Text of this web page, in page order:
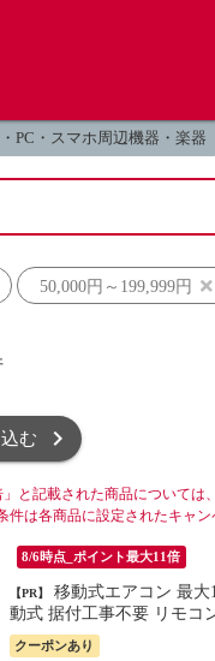
PC・スマホ周辺機器・楽器
50,000円～199,999円
む
」と記載された商品について
件は各商品に設定されたキャ
8/6時点_ポイント最大11倍
【PR】
動式 据付工事不要 リモコン ス
【送料無料】
クーポンあり